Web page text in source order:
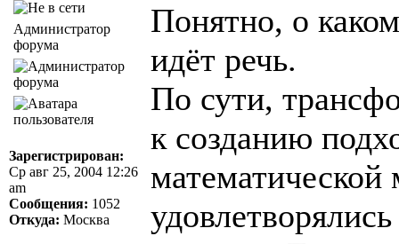
Администратор
форума
Зарегистрирован:
Ср авг 25, 2004 12:26
am
Сообщения: 1052
Откуда: Москва
Понятно, о
идёт речь.
По сути,
к созданию